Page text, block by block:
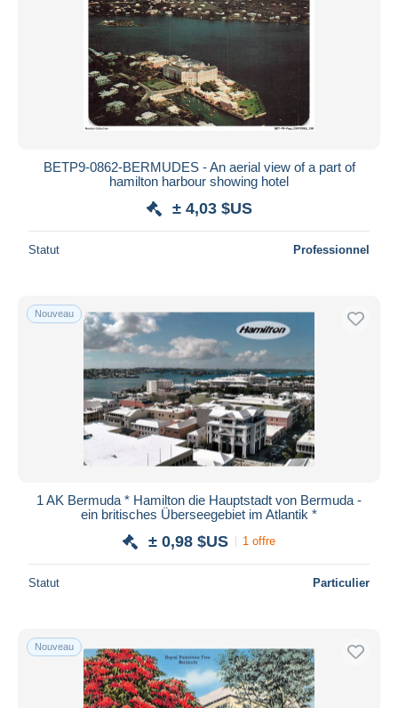
Appliquer
BETP9-0862-BERMUDES - An aerial view of a part of
hamilton harbour showing hotel
± 4,03 $US
Statut Professionnel
Nouveau
1 AK Bermuda * Hamilton die Hauptstadt von Bermuda -
ein britisches Überseegebiet im Atlantik *
± 0,98 $US 1 offre
Statut Particulier
Nouveau